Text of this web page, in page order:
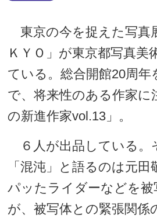
東京の今を捉えた写真
ＫＹＯ」が東京都写真美
ている。総合開館20周年
で、将来性のある作家に
の新進作家vol.13」。
６人が出品している。
「混沌」と語るのは元
パッたライダーなどを被
が、被写体との緊張関係